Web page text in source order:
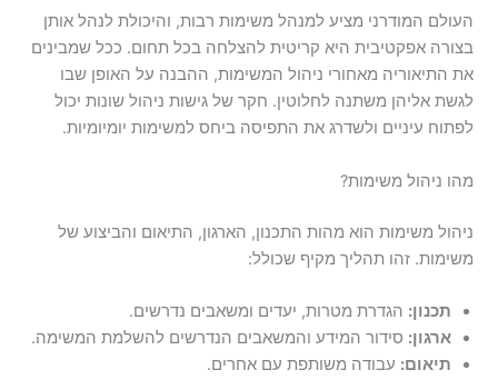
העולם המודרני מציע למנהל משימות רבות, והיכולת לנהל אותן
בצורה אפקטיבית היא קריטית להצלחה בכל תחום. ככל שמבינים
את התיאוריה מאחורי ניהול המשימות, ההבנה על האופן שבו
לגשת אליהן משתנה לחלוטין. חקר של גישות ניהול שונות יכול
לפתוח עיניים ולשדרג את התפיסה ביחס למשימות יומיומיות.
מהו ניהול משימות?
ניהול משימות הוא מהות התכנון, הארגון, התיאום והביצוע של
משימות. זהו תהליך מקיף שכולל:
תכנון: הגדרת מטרות, יעדים ומשאבים נדרשים.
ארגון: סידור המידע והמשאבים הנדרשים להשלמת המשימה.
תיאום: עבודה משותפת עם אחרים.